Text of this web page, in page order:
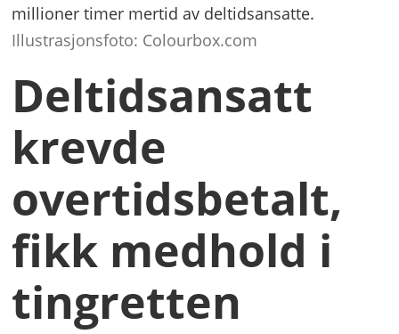
millioner timer mertid av deltidsansatte.
Illustrasjonsfoto: Colourbox.com
Deltidsansatt
krevde
overtidsbetalt,
fikk medhold i
tingretten